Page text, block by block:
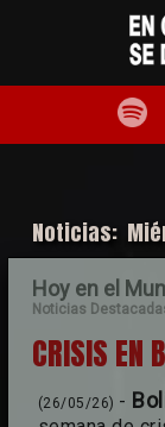
Noticias:
Hoy en el
Noticias
CRISIS EN
(26/05/26) -